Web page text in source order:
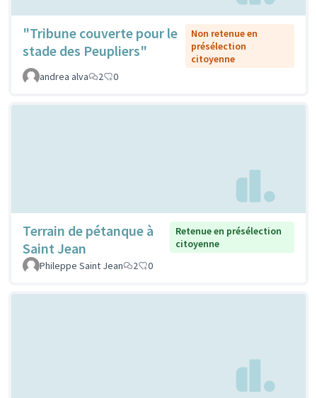
"Tribune couverte pour le
stade des Peupliers"
Non retenue en
présélection
citoyenne
andrea alva
2 0
Terrain de pétanque à
Saint Jean
Retenue en présélection
citoyenne
Phileppe Saint Jean
2 0